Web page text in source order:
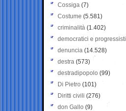
Cossiga (7)
Costume (5.581)
criminalità (1.402)
democratici e progressisti
denuncia (14.528)
destra (573)
destradipopolo (99)
Di Pietro (101)
Diritti civili (276)
don Gallo (9)